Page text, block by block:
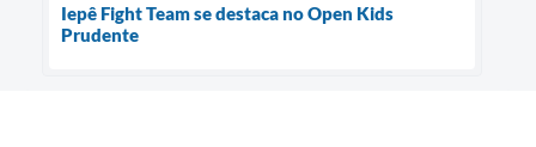
Iepê Fight Team se destaca no Open Kids
Prudente